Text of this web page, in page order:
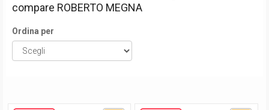
compare ROBERTO MEGNA
Ordina per